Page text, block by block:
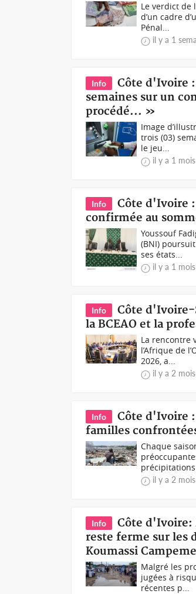
Le verdict de
d’un cadre
Pénal...
il y a 1
Info
Côte d'Ivoire
semaines sur un
procédé... »
Image
trois (03)
le jeu...
il y a 1 mois
Info
Côte d'Ivoire
confirmée au
Youssouf
(BNI)
ses états...
il y a 1 mois
Info
Côte d'Ivoire-
la BCEAO et la
La rencontre
l’Afrique de
2026, a...
il y a 2 mois
Info
Côte d'Ivoire
familles
Chaque
il y a 2 mois
Info
Côte d'Ivoire:
reste ferme sur les
Koumassi
Malgré les
jugées à
récentes p...